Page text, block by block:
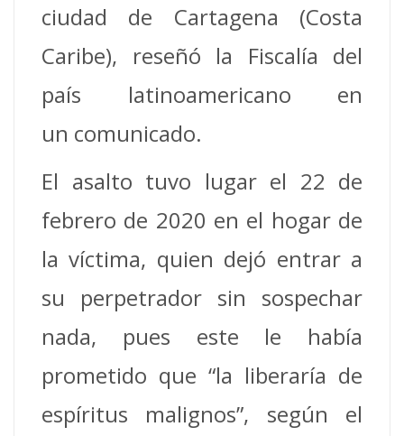
ciudad de Cartagena (Costa
Caribe), reseñó la Fiscalía del
país latinoamericano en
un comunicado.
El asalto tuvo lugar el 22 de
febrero de 2020 en el hogar de
la víctima, quien dejó entrar a
su perpetrador sin sospechar
nada, pues este le había
prometido que “la liberaría de
espíritus malignos”, según el